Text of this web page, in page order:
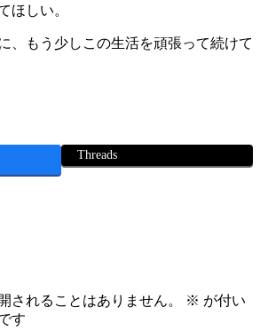
ほしい。
、もう少しこの生活を頑張って続けて
Threads
されることはありません。 ※ が付い
す